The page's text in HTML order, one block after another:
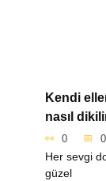
Kendi
nasıl
0
Her sevgi
güzel